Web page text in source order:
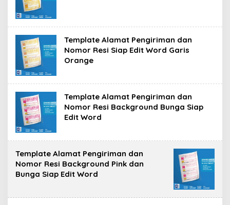
Template Alamat Pengiriman dan
Nomor Resi Siap Edit Word Garis
Orange
Template Alamat Pengiriman dan
Nomor Resi Background Bunga Siap
Edit Word
Template Alamat Pengiriman dan
Nomor Resi Background Pink dan
Bunga Siap Edit Word